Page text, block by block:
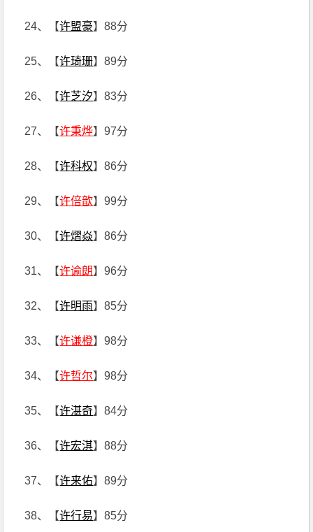
24、【许盟豪】88分
25、【许琦珊】89分
26、【许芝汐】83分
27、【许秉烨】97分
28、【许科权】86分
29、【许倍歆】99分
30、【许熠焱】86分
31、【许谕朗】96分
32、【许明雨】85分
33、【许谦橙】98分
34、【许哲尔】98分
35、【许湛奇】84分
36、【许宏淇】88分
37、【许来佑】89分
38、【许行易】85分